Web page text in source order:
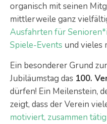
organisch mit seinen
mittlerweile ganz
Ausfahrten für
Spiele-Events und vieles
Ein besonderer Grund
Jubiläumstag das 100.
dürfen! Ein Meilenstein,
zeigt, dass der Verein
motiviert, zusammen